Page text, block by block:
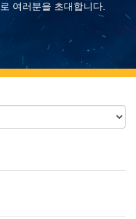
여러분을 초대합니다.